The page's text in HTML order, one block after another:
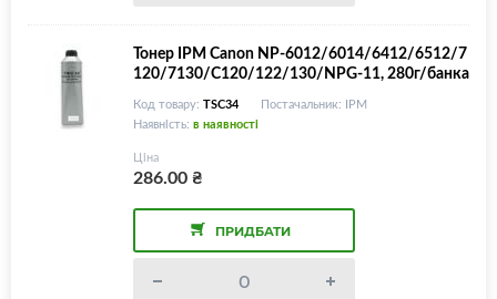
Тонер IPM Canon NP-6012/6014/6412/6512/7
120/7130/C120/122/130/NPG-11, 280г/банка
Код товару: TSC34
Постачальник: IPM
Наявність: в наявності
Ціна
286.00₴
ПРИДБАТИ